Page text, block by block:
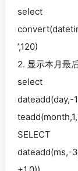
select
’,120)
2. 显示本月最
select
dateadd(day,-
SELECT
dateadd(ms,-